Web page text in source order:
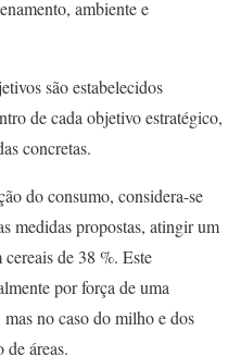
ambiente e
são estabelecidos
de cada objetivo estratégico,
concretas.
do consumo, considera-se
medidas propostas, atingir um
de 38 %. Este
por força de uma
no caso do milho e dos
de áreas.